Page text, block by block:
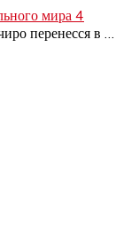
мира 4
перенесся в